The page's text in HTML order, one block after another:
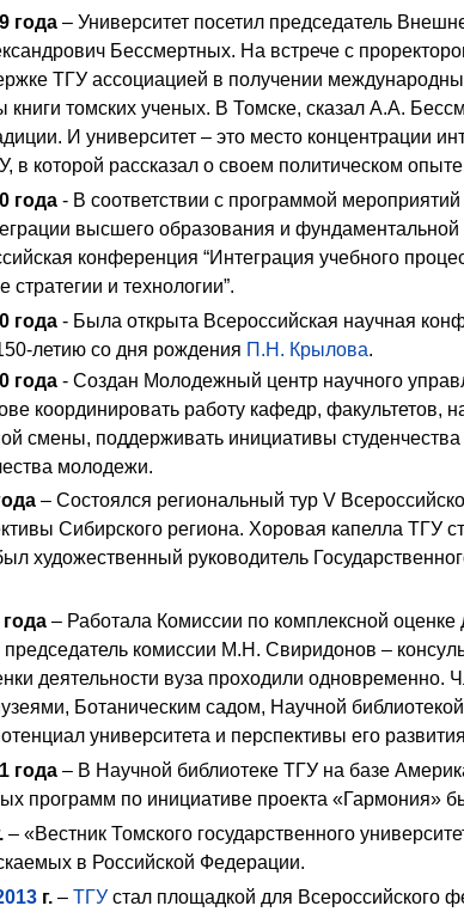
года– Университет посетил председатель
Бессмертных. На встрече с
ТГУ ассоциацией в получении
томских ученых. В Томске, сказал А.А.
И университет – это место концентрации
, в которой рассказал о своем политическом
года- В соответствии с программой мероприятий
высшего образования и фундаментальной
конференция “Интеграция учебного
и технологии”.
года- Была открыта Всероссийская научная
летию со дня рождения П.Н. Крылова.
года- Создан Молодежный центрнаучного
координировать работу кафедр, факультетов,
смены, поддерживать инициативы
молодежи.
– Состоялся региональный тур V
Сибирского региона. Хоровая капелла ТГУ
художественный руководитель
– Работала Комиссии по комплексной оценке
председатель комиссии М.Н. Свиридонов –
деятельности вуза проходили одновременно.
Ботаническим садом, Научной
университета и перспективы его
года– В Научной библиотекеТГУ на базе
программ по инициативе проекта «Гармония»
– «Вестник Томского государственного
в Российской Федерации.
г. – ТГУстал площадкой для Всероссийского